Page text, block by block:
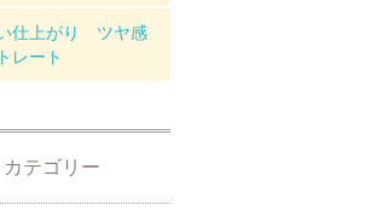
仕上がり ツヤ感
レート
カテゴリー